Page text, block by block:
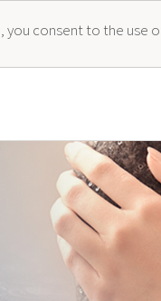
consent to the use